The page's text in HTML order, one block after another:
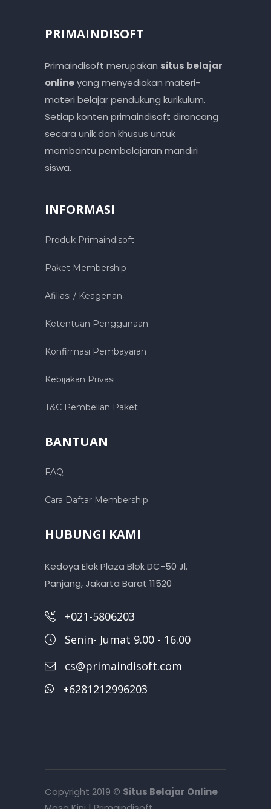
PRIMAINDISOFT
Primaindisoft merupakan situs belajar
onlineyang menyediakan materi-
materi belajar pendukung kurikulum.
Setiap konten primaindisoft dirancang
secara unik dan khusus untuk
membantu pembelajaran mandiri
siswa.
INFORMASI
Produk Primaindisoft
Paket Membership
Afiliasi / Keagenan
Ketentuan Penggunaan
Konfirmasi Pembayaran
Kebijakan Privasi
T&C Pembelian Paket
BANTUAN
FAQ
Cara Daftar Membership
HUBUNGI KAMI
Kedoya Elok Plaza Blok DC-50 Jl.
Panjang, Jakarta Barat 11520
+021-5806203
Senin- Jumat 9.00 - 16.00
cs@primaindisoft.com
+6281212996203
Copyright 2019 © Situs Belajar Online